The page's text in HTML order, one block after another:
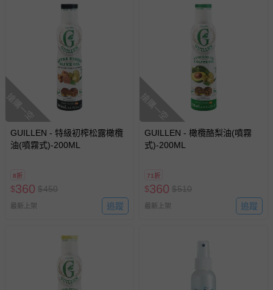
新費用）。
經消費者拆封之影音商品或電腦軟體（例如 DVD、CD
等）。
非以有形媒介提供之數位內容或一經提供即為完成之線
上服務，經消費者事先同意始提供（例如線上課程、遊
戲或活動點數等）。
已拆封之以下類型商品：
-個人衛生用品（例如尿布、貼身衣物、泳裝、襪子、地
墊、寢具類等）。
-新生兒親膚衣物（嬰幼兒包巾與背巾、包屁衣、學習
-接觸性孕哺產品（奶嘴、奶瓶、擠乳器、哺乳衣、托腹
帶束縛衣、餐搖椅等）。
-其他原廠盒裝商品封口處已貼上「不可拆封」，或具警
示字句等說明貼紙、封條者。
相關的退換貨辦理流程，可詳見：
搶購一空
GUILLEN - 特級初榨松露橄欖
油(噴霧式)-200ML
8折
$360 $450
最新上架 追蹤
搶購一空
GUILLEN - 橄欖酪梨油(噴霧
式)-200ML
71折
$360 $510
最新上架 追蹤